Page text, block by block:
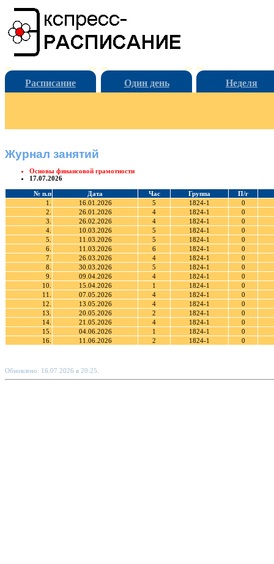
Расписание Один день Неделя
Журнал занятий
Основы финансовой грамотности
17.07.2026
№ п.п Дата Час Группа
П/г
1.
16.01.2026 5 1824-1
0
2.
26.01.2026 4 1824-1
0
3.
26.02.2026 4 1824-1
0
4.
10.03.2026 5 1824-1
0
5.
11.03.2026 5 1824-1
0
6.
11.03.2026 6 1824-1
0
7.
26.03.2026 4 1824-1
0
8.
30.03.2026 5 1824-1
0
9.
09.04.2026 4 1824-1
0
10.
15.04.2026 1 1824-1
0
11.
07.05.2026 4 1824-1
0
12.
13.05.2026 4 1824-1
0
13.
20.05.2026 2 1824-1
0
14.
21.05.2026 4 1824-1
0
15.
04.06.2026 1 1824-1
0
16.
11.06.2026 2 1824-1 0
Обновлено: 16.07.2026 в 20:25.